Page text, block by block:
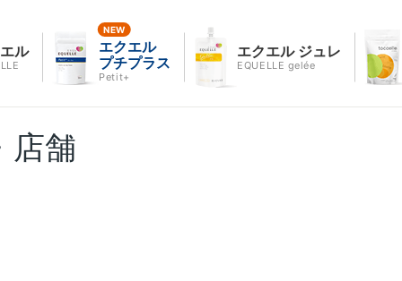
ル
エクエル
プチプラス
Petit+
エクエル ジュレ
EQUELLE gelée
店舗